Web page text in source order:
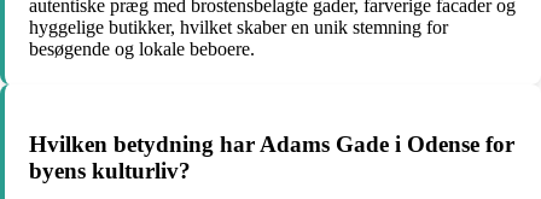
autentiske præg med brostensbelagte gader, farverige facader og
hyggelige butikker, hvilket skaber en unik stemning for
besøgende og lokale beboere.
Hvilken betydning har Adams Gade i Odense for
byens kulturliv?